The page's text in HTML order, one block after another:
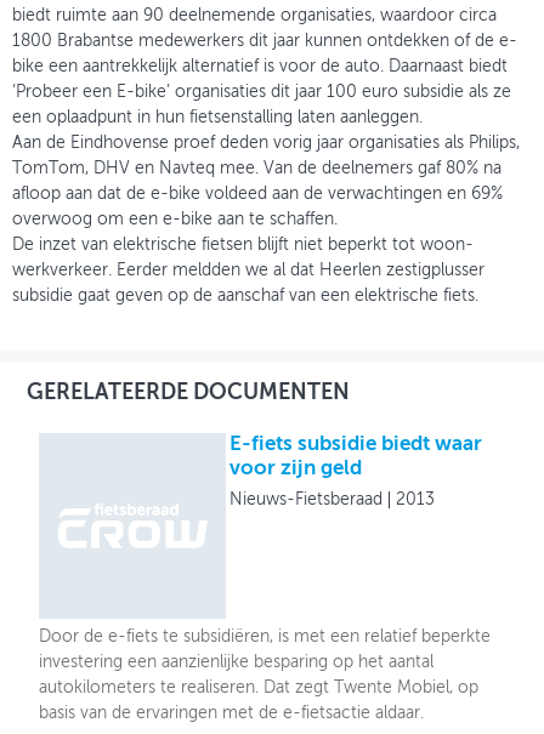
biedt ruimte aan 90 deelnemende organisaties, waardoor circa
1800 Brabantse medewerkers dit jaar kunnen ontdekken of de e-
bike een aantrekkelijk alternatief is voor de auto. Daarnaast biedt
‘Probeer een E-bike’ organisaties dit jaar 100 euro subsidie als ze
een oplaadpunt in hun fietsenstalling laten aanleggen.
Aan de Eindhovense proef deden vorig jaar organisaties als Philips,
TomTom, DHV en Navteq mee. Van de deelnemers gaf 80% na
afloop aan dat de e-bike voldeed aan de verwachtingen en 69%
overwoog om een e-bike aan te schaffen.
De inzet van elektrische fietsen blijft niet beperkt tot woon-
werkverkeer. Eerder meldden we al dat Heerlen zestigplusser
subsidie gaat geven op de aanschaf van een elektrische fiets.
GERELATEERDE DOCUMENTEN
E-fiets subsidie biedt waar
voor zijn geld
Nieuws-Fietsberaad 2013
Door de e-fiets te subsidiëren, is met een relatief beperkte
investering een aanzienlijke besparing op het aantal
autokilometers te realiseren. Dat zegt Twente Mobiel, op
basis van de ervaringen met de e-fietsactie aldaar.